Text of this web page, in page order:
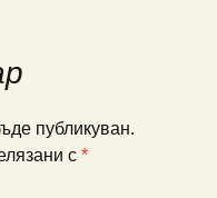
публикуван.
с *